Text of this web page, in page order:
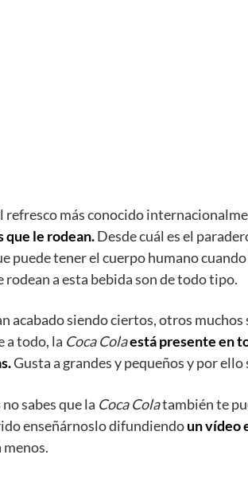
refresco más conocido
que le rodean.Desde cuál es el
puede tener el cuerpo humano
rodean a esta bebida son de todo tipo.
acabado siendo ciertos, otros muchos
a todo, la Coca Colaestá presente en
Gusta a grandes y pequeños y por
sabes que la Coca Colatambién te
enseñárnoslo difundiendoun vídeo
menos.